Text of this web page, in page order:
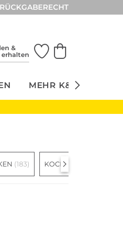
&
erhalten
MEHR K&Ö
(183) KOCHBESTECK